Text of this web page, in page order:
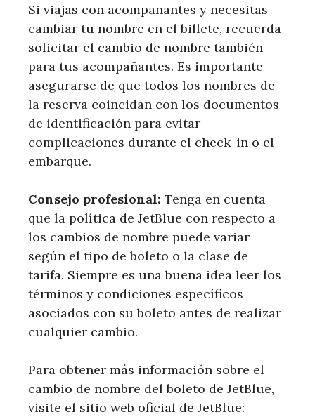
Si viajas con acompañantes y necesitas
cambiar tu nombre en el billete, recuerda
solicitar el cambio de nombre también
para tus acompañantes. Es importante
asegurarse de que todos los nombres de
la reserva coincidan con los documentos
de identificación para evitar
complicaciones durante el check-in o el
embarque.
Consejo profesional: Tenga en cuenta
que la política de JetBlue con respecto a
los cambios de nombre puede variar
según el tipo de boleto o la clase de
tarifa. Siempre es una buena idea leer los
términos y condiciones específicos
asociados con su boleto antes de realizar
cualquier cambio.
Para obtener más información sobre el
cambio de nombre del boleto de JetBlue,
visite el sitio web oficial de JetBlue: